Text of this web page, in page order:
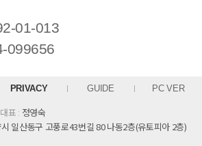
01-013
099656
PRIVACY GUIDE PC VER
대표 : 정영숙
일산동구 고풍로43번길 80 나동2층(유토피아 2층)